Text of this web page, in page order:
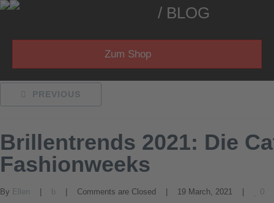
/ BLOG
Zum Shop
PREVIOUS
Brillentrends 2021: Die
Fashionweeks
By Ellen b Comments are Closed
    |    19 March, 2021    |
0